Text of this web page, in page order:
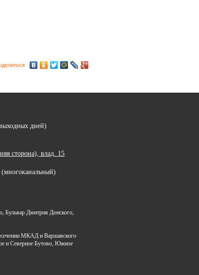
дней)
сторона), влад. 15
(многоканальный)
Бульвар Дмитрия Донского,
МКАД и Варшавского
и Северное Бутово, Южное